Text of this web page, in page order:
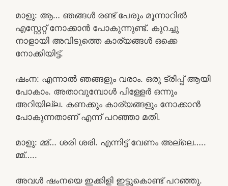
മാളു: ആ… ഞങ്ങൾ രണ്ട് പേരും മൂന്നാറിൽ
എസ്റ്റേറ്റ് നോക്കാൻ പോകുന്നുണ്ട്. കുറച്ചു
നാളായി അവിടുത്തെ കാര്യങ്ങൾ ഒക്കെ
നോക്കിയിട്ട്.
ഷംന: എന്നാൽ ഞങ്ങളും വരാം. ഒരു ട്രിപ്പ്‌ ആയി
പോകാം. അതാവുമ്പോൾ പിള്ളേർ ഒന്നും
അറിയില്ല. കണക്കും കാര്യങ്ങളും നോക്കാൻ
പോകുന്നതാണ് എന്ന് പറഞ്ഞാ മതി.
മാളു: മ്മ്… ശരി ശരി. എന്നിട്ട് വേണം അല്ലെ…..
മ്മ്…..
അവൾ ഷംനയെ ഇക്കിളി ഇട്ടുകൊണ്ട് പറഞ്ഞു.